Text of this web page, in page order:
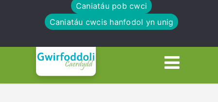
Caniatáu pob cwci
Caniatáu cwcis hanfodol yn unig